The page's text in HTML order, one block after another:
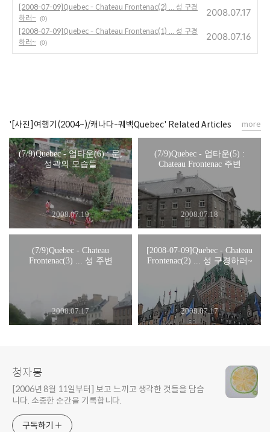
[2008-07-09]Quebec - Chateau Frontenac(2) ... 성 구경
하러~
(0)
2008.07.17
[2008-07-09]Quebec - Chateau Frontenac(1) ... 성 구경
하러~
(0)
2008.07.16
'[사진]여행기(2004~)/캐나다-퀘백Quebec' Related Articles
(7/9)Quebec - 업타운(6) : 문,
성곽의 모습들
2008.07.19
(7/9)Quebec - 업타운(5) :
Chateau Frontenac 주변
2008.07.18
(7/9)Quebec - Chateau
Frontenac(3) ... 성 주변
2008.07.17
[2008-07-09]Quebec - Chateau
Frontenac(2) ... 성 구경하러~
2008.07.17
more
청자몽
[2006년 8월 11일부터] 보고 느끼고 생각한 것들을 담습
니다. 소중한 순간을 기록합니다.
구독하기